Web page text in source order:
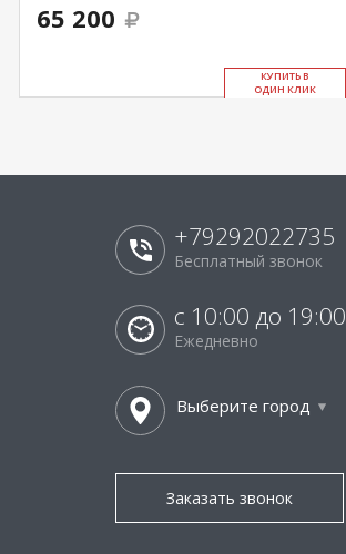
65 200
КУ­ПИТЬ В
ОДИН КЛИК
+79292022735
Бесплатный звонок
с 10:00 до 19:00
Ежедневно
Выберите город
Заказать звонок